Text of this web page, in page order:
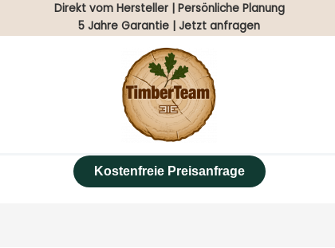
Direkt vom Hersteller | Persönliche Planung
5 Jahre Garantie | Jetzt anfragen
Kostenfreie Preisanfrage